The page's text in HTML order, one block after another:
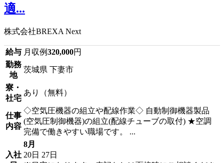
適...
株式会社BREXA Next
給与 月収例320,000円
勤務
地
茨城県 下妻市
寮・
社宅
あり（無料）
仕事
内容
◇空気圧機器の組立や配線作業◇ 自動制御機器製品
(空気圧制御機器)の組立(配線チューブの取付) ★空調
完備で働きやすい職場です。 ...
入社
8月
20日 27日